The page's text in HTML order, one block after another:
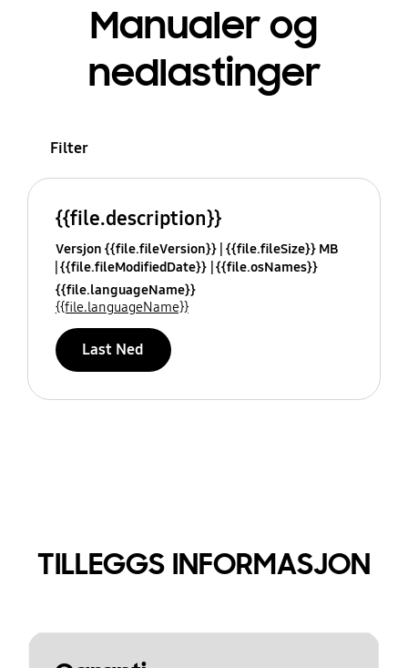
Manualer og
nedlastinger
Filter
{{file.description}}
Versjon {{file.fileVersion}} {{file.fileSize}} MB
{{file.fileModifiedDate}} {{file.osNames}}
{{file.languageName}}
{{file.languageName}}
Last Ned
TILLEGGS INFORMASJON